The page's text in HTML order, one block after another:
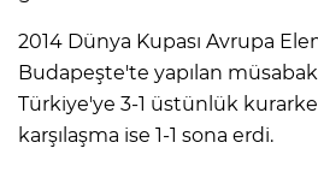
2014 Dünya Kupası Avrupa
Budapeşte'te yapılan
Türkiye'ye 3-1 üstünlük
karşılaşma ise 1-1 sona erdi.